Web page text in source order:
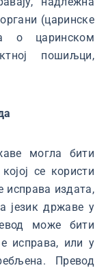
(царинске
о царинском
пошиљци,
могла бити
се користи
исправа издата,
језик државе у
може бити
исправа, или у
Превод